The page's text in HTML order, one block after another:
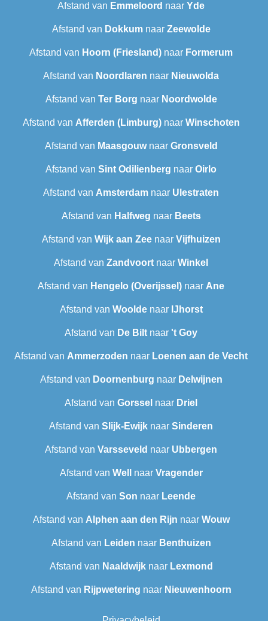
Afstand van Emmeloord naar Yde
Afstand van Dokkumnaar Zeewolde
Afstand van Hoorn (Friesland) naar Formerum
Afstand van Noordlaren naar Nieuwolda
Afstand van Ter Borg naar Noordwolde
Afstand van Afferden (Limburg)naar Winschoten
Afstand van Maasgouwnaar Gronsveld
Afstand van Sint Odilienberg naar Oirlo
Afstand van Amsterdam naar Ulestraten
Afstand van Halfweg naar Beets
Afstand van Wijk aan Zeenaar Vijfhuizen
Afstand van Zandvoort naar Winkel
Afstand van Hengelo (Overijssel) naar Ane
Afstand van Wooldenaar IJhorst
Afstand van De Bilt naar 't Goy
Afstand van Ammerzoden naar Loenen aan de Vecht
Afstand van Doornenburg naar Delwijnen
Afstand van Gorssel naar Driel
Afstand van Slijk-Ewijk naar Sinderen
Afstand van Varsseveld naar Ubbergen
Afstand van Well naar Vragender
Afstand van Son naar Leende
Afstand van Alphen aan den Rijn naar Wouw
Afstand van Leiden naar Benthuizen
Afstand van Naaldwijknaar Lexmond
Afstand van Rijpwetering naar Nieuwenhoorn